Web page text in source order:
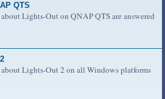
QTS
Lights-Out on QNAP QTS are answered
about Lights-Out 2 on all Windows platforms